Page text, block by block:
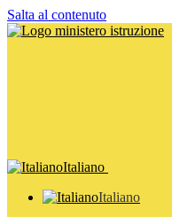
Salta al contenuto
Italiano
Italiano